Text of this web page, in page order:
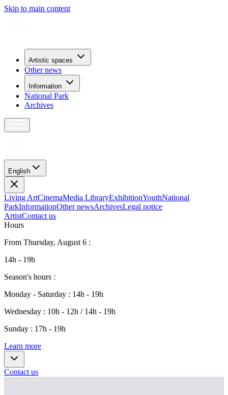
Skip to main content
Artistic spaces
Other news
Information
National Park
Archives
English
Living ArtCinemaMedia LibraryExhibitionYouthNational
ParkInformationOther newsArchivesLegal notice
ArtistContact us
Hours
From Thursday, August 6 :
14h - 19h
Season's hours :
Monday - Saturday : 14h - 19h
Wednesday : 10h - 12h / 14h - 19h
Sunday : 17h - 19h
Learn more
Contact us